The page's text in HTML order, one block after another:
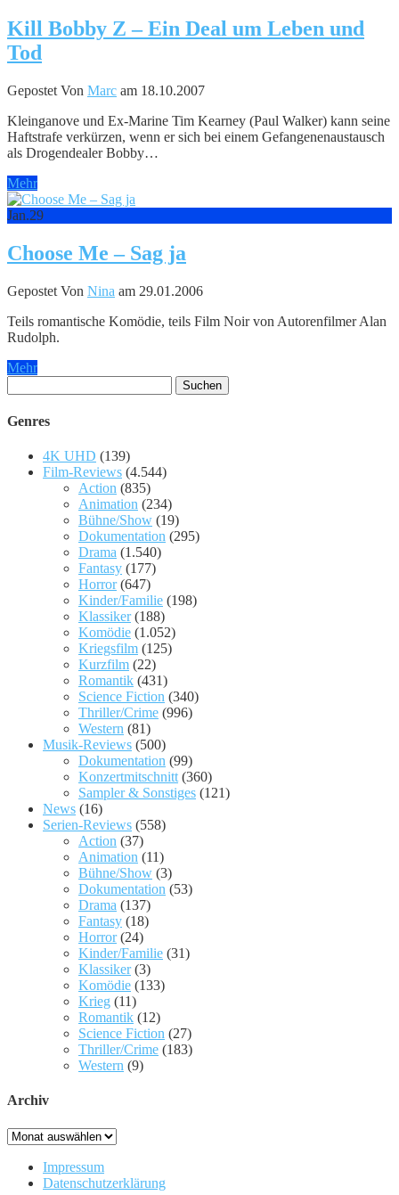
Kill Bobby Z – Ein Deal um Leben und
Tod
Gepostet Von Marc am 18.10.2007
Kleinganove und Ex-Marine Tim Kearney (Paul Walker) kann seine
Haftstrafe verkürzen, wenn er sich bei einem Gefangenenaustausch
als Drogendealer Bobby…
Mehr
Jan.29
Choose Me – Sag ja
Gepostet Von Nina am 29.01.2006
Teils romantische Komödie, teils Film Noir von Autorenfilmer Alan
Rudolph.
Mehr
nach:
Genres
4K UHD (139)
Film-Reviews (4.544)
Action (835)
Animation (234)
Bühne/Show (19)
Dokumentation (295)
Drama (1.540)
Fantasy (177)
Horror(647)
Kinder/Familie (198)
Klassiker(188)
Komödie (1.052)
Kriegsfilm (125)
Kurzfilm (22)
Romantik (431)
Science Fiction (340)
Thriller/Crime (996)
Western (81)
Musik-Reviews (500)
Dokumentation (99)
Konzertmitschnitt (360)
Sampler & Sonstiges (121)
News (16)
Serien-Reviews (558)
Action (37)
Animation (11)
Bühne/Show (3)
Dokumentation (53)
Drama (137)
Fantasy (18)
Horror(24)
Kinder/Familie (31)
Klassiker(3)
Komödie (133)
Krieg (11)
Romantik (12)
Science Fiction (27)
Thriller/Crime (183)
Western (9)
Archiv
Archiv
Impressum
Datenschutzerklärung